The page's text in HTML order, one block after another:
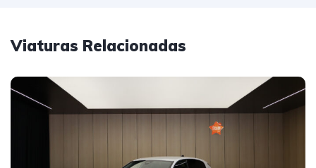
Viaturas Relacionadas